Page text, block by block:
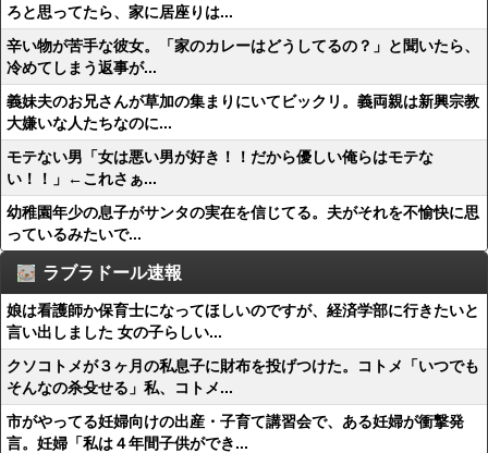
ろと思ってたら、家に居座りは...
辛い物が苦手な彼女。「家のカレーはどうしてるの？」と聞いたら、
冷めてしまう返事が...
義妹夫のお兄さんが草加の集まりにいてビックリ。義両親は新興宗教
大嫌いな人たちなのに...
モテない男「女は悪い男が好き！！だから優しい俺らはモテな
い！！」←これさぁ...
幼稚園年少の息子がサンタの実在を信じてる。夫がそれを不愉快に思
っているみたいで...
ラブラドール速報
娘は看護師か保育士になってほしいのですが、経済学部に行きたいと
言い出しました 女の子らしい...
クソコトメが３ヶ月の私息子に財布を投げつけた。コトメ「いつでも
そんなの杀殳せる」私、コトメ...
市がやってる妊婦向けの出産・子育て講習会で、ある妊婦が衝撃発
言。妊婦「私は４年間子供ができ...